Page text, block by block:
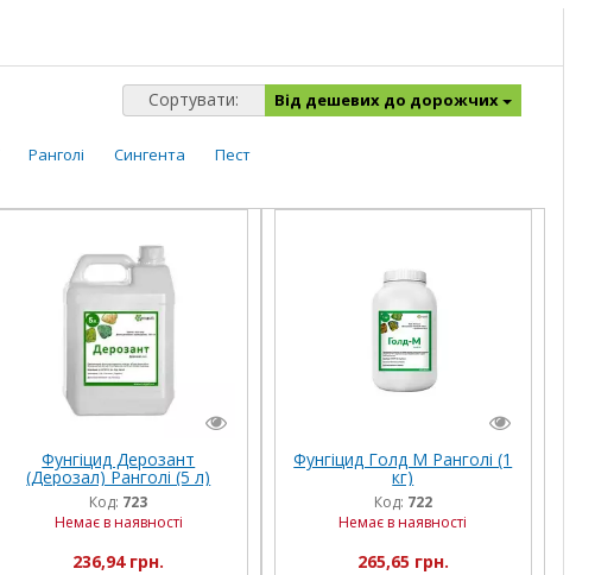
Сортувати: Від дешевих до дорожчих
Ранголі Сингента Пест
Фунгіцид Дерозант
(Дерозал) Ранголі (5 л)
Код: 723
Немає в наявності
236,94 грн.
Фунгіцид Голд М Ранголі (1
кг)
Код: 722
Немає в наявності
265,65 грн.